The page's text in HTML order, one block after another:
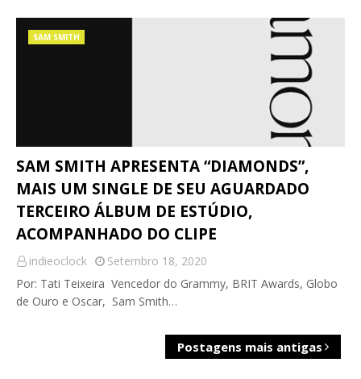
SAM SMITH
SAM SMITH APRESENTA “DIAMONDS”,
MAIS UM SINGLE DE SEU AGUARDADO
TERCEIRO ÁLBUM DE ESTÚDIO,
ACOMPANHADO DO CLIPE
indieoclock
Setembro 18, 2020
Por: Tati Teixeira Vencedor do Grammy, BRIT Awards, Globo
de Ouro e Oscar, Sam Smith…
Postagens mais antigas